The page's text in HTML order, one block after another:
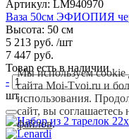
Артикул: LM940970
Ваза 50см ЭФИОПИЯ
Высота: 50 см
5 213 руб. /шт
7 447 руб.
Товар есть в наличии
-
шт
Мы используем cookie
сайта Moi-Tvoi.ru и
использования.
сайт, вы соглашаетесь
файлов.